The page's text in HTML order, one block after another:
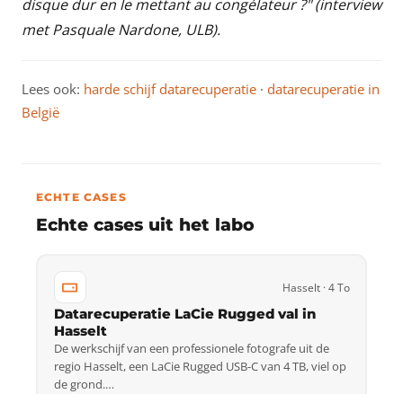
disque dur en le mettant au congélateur ?"(interview
met Pasquale Nardone, ULB).
Lees ook: harde schijf datarecuperatie · datarecuperatie in
België
ECHTE CASES
Echte cases uit het labo
Hasselt · 4 To
Datarecuperatie LaCie Rugged val in
Hasselt
De werkschijf van een professionele fotografe uit de
regio Hasselt, een LaCie Rugged USB-C van 4 TB, viel op
de grond.…